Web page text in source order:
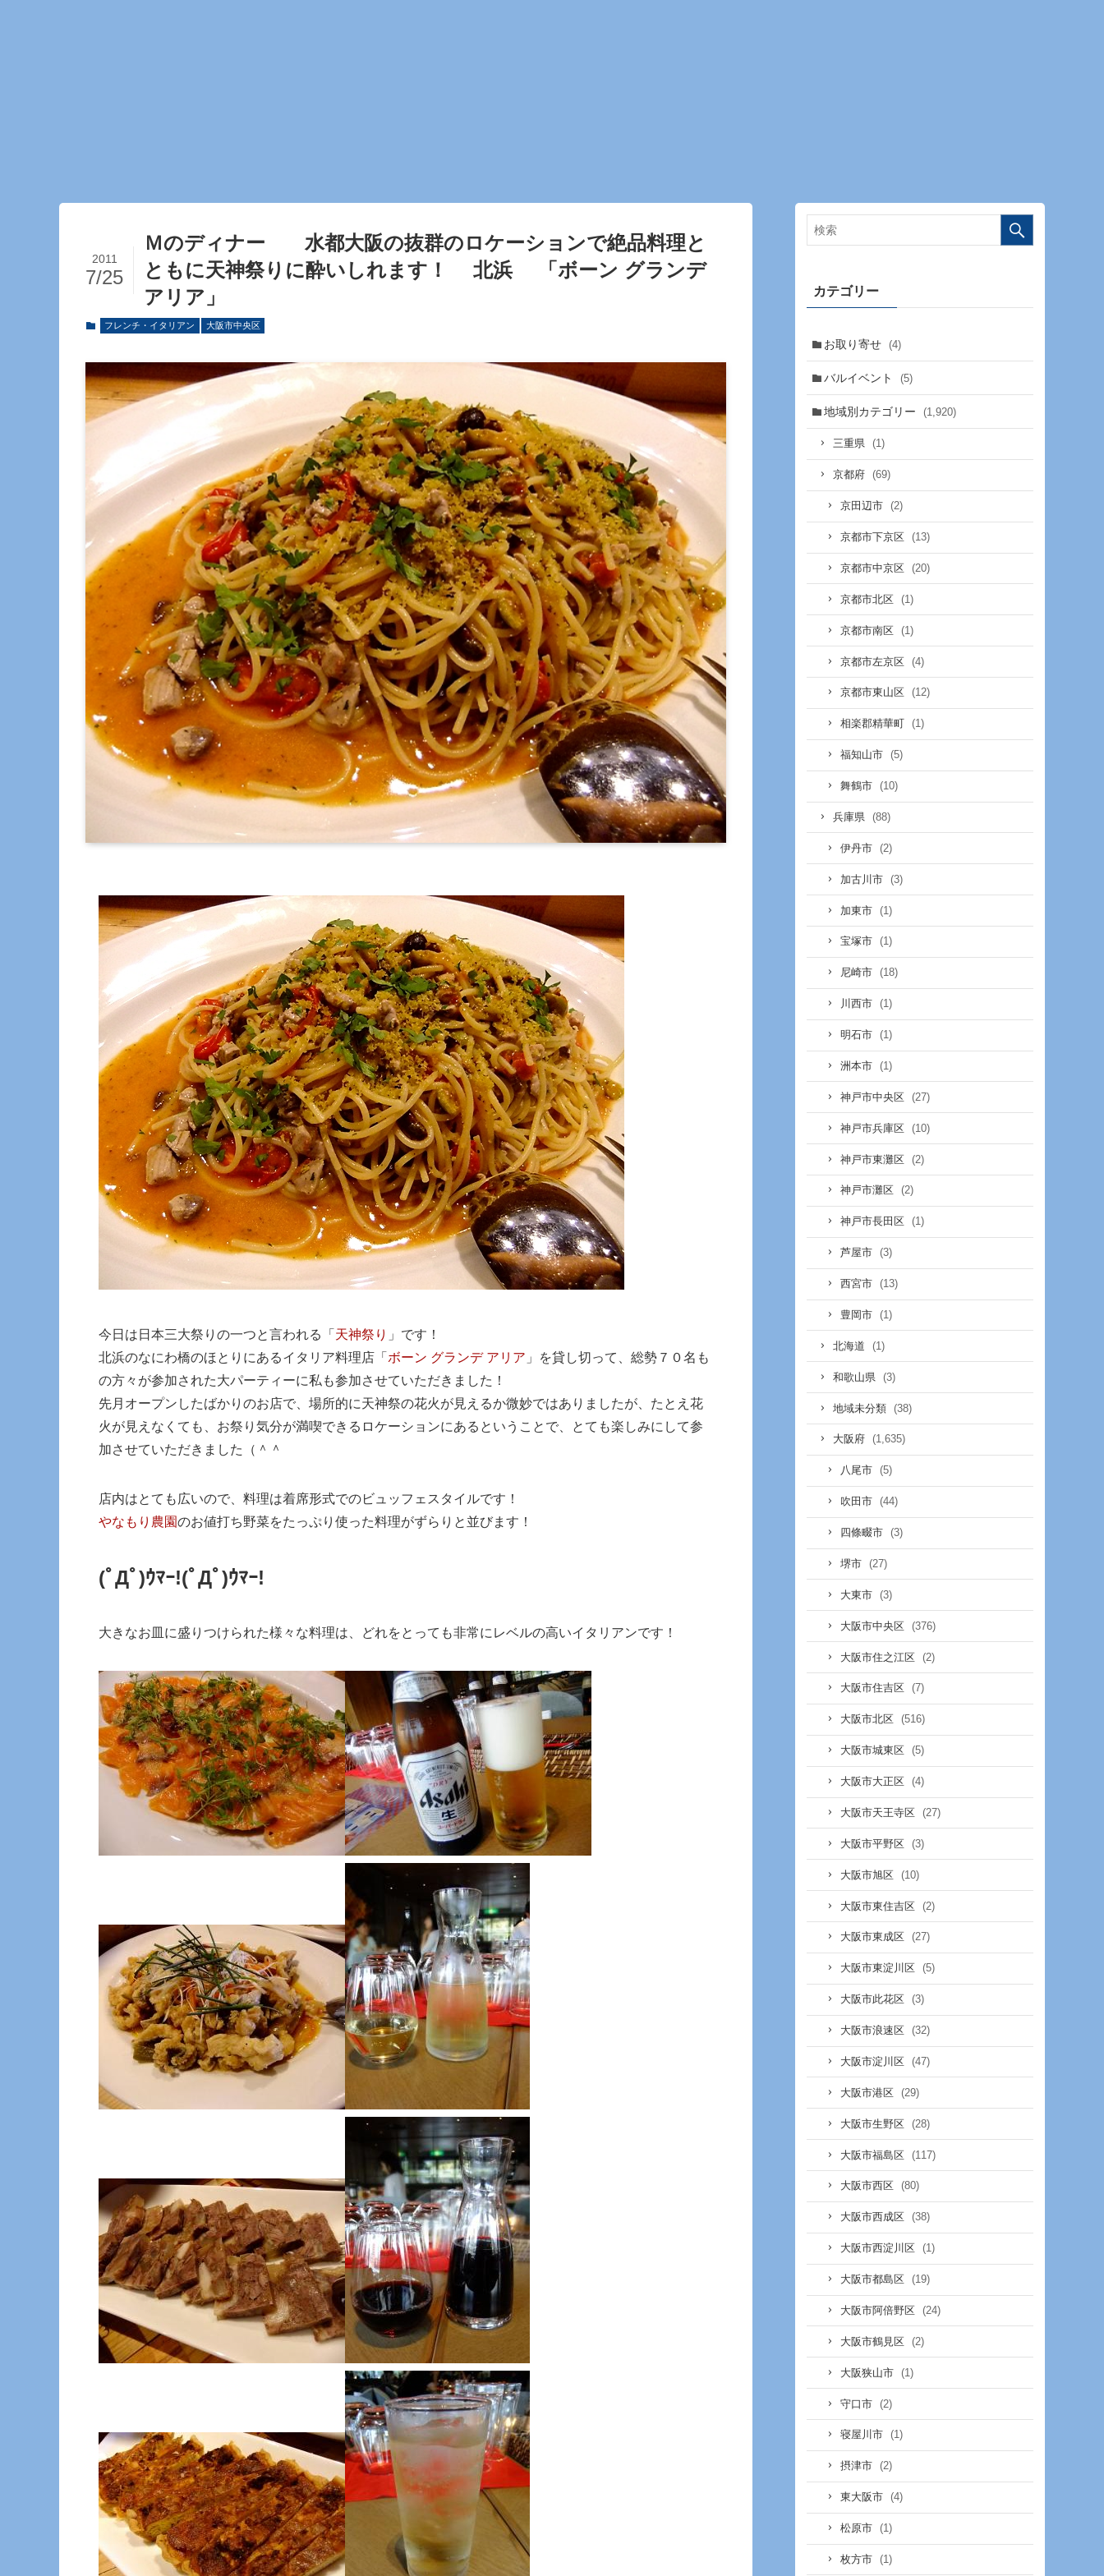
Ｍのディナー 水都大阪の抜群のロケーションで絶品料理と
ともに天神祭りに酔いしれます！ 北浜 「ボーン グランデ
アリア」
2011
7/25
フレンチ・イタリアン 大阪市中央区
今日は日本三大祭りの一つと言われる「 天神祭り 」です！
北浜のなにわ橋のほとりにあるイタリア料理店「 ボーン グランデ アリア 」を貸し切って、総勢７０名も
の方々が参加された大パーティーに私も参加させていただきました！
先月オープンしたばかりのお店で、場所的に天神祭の花火が見えるか微妙ではありましたが、たとえ花
火が見えなくても、お祭り気分が満喫できるロケーションにあるということで、とても楽しみにして参
加させていただきました（＾＾
店内はとても広いので、料理は着席形式でのビュッフェスタイルです！
やなもり農園のお値打ち野菜をたっぷり使った料理がずらりと並びます！
(ﾟДﾟ)ｳﾏｰ!(ﾟДﾟ)ｳﾏｰ!
大きなお皿に盛りつけられた様々な料理は、どれをとっても非常にレベルの高いイタリアンです！
カテゴリー
お取り寄せ (4)
バルイベント (5)
地域別カテゴリー (1,920)
三重県 (1)
京都府 (69)
京田辺市 (2)
京都市下京区 (13)
京都市中京区 (20)
京都市北区 (1)
京都市南区 (1)
京都市左京区 (4)
京都市東山区 (12)
相楽郡精華町 (1)
福知山市 (5)
舞鶴市 (10)
兵庫県 (88)
伊丹市 (2)
加古川市 (3)
加東市 (1)
宝塚市 (1)
尼崎市 (18)
川西市 (1)
明石市 (1)
洲本市 (1)
神戸市中央区 (27)
神戸市兵庫区 (10)
神戸市東灘区 (2)
神戸市灘区 (2)
神戸市長田区 (1)
芦屋市 (3)
西宮市 (13)
豊岡市 (1)
北海道 (1)
和歌山県 (3)
地域未分類 (38)
大阪府 (1,635)
八尾市 (5)
吹田市 (44)
四條畷市 (3)
堺市 (27)
大東市 (3)
大阪市中央区 (376)
大阪市住之江区 (2)
大阪市住吉区 (7)
大阪市北区 (516)
大阪市城東区 (5)
大阪市大正区 (4)
大阪市天王寺区 (27)
大阪市平野区 (3)
大阪市旭区 (10)
大阪市東住吉区 (2)
大阪市東成区 (27)
大阪市東淀川区 (5)
大阪市此花区 (3)
大阪市浪速区 (32)
大阪市淀川区 (47)
大阪市港区 (29)
大阪市生野区 (28)
大阪市福島区 (117)
大阪市西区 (80)
大阪市西成区 (38)
大阪市西淀川区 (1)
大阪市都島区 (19)
大阪市阿倍野区 (24)
大阪市鶴見区 (2)
大阪狭山市 (1)
守口市 (2)
寝屋川市 (1)
摂津市 (2)
東大阪市 (4)
松原市 (1)
枚方市 (1)